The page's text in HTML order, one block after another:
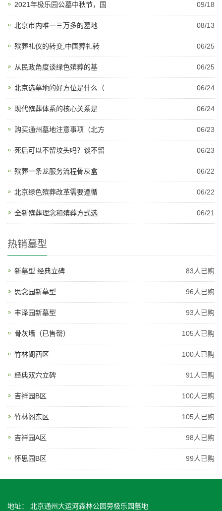
2021年极乐园公墓中秋节，国 09/18
北京市内唯一三万多的墓地 08/13
殡葬礼仪的转变,中国葬礼转 06/25
从民政角度谈绿色殡葬的基 06/25
北京选墓地的好方位是什么（ 06/24
现代殡葬体系的核心关系是 06/24
购买通州墓地注意事项（北方 06/23
死后可以不留坟头吗？谈不留 06/23
殡葬一条龙服务流程骨灰盒 06/22
北京绿色殡葬改革需要遵循 06/22
全新殡葬理念和殡葬方式选 06/21
热销墓型
新墓型 经典立碑 83人已购
思念园新墓型 96人已购
丰泽园新墓型 93人已购
骨灰墙（已售罄） 105人已购
竹林阁西区 100人已购
经典双穴立碑 91人已购
吉祥园B区 100人已购
竹林阁东区 105人已购
吉祥园A区 98人已购
怀思园B区 99人已购
地址： 北京通州大运河森林公园旁极乐园墓地